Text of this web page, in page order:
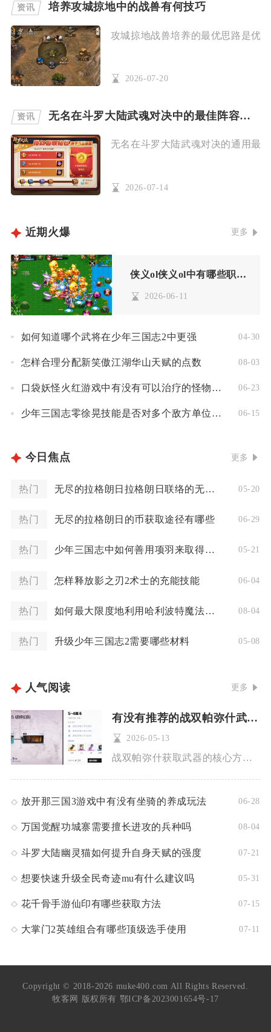
资讯 培养攻城掠地中的战兽有何技巧
攻城掠地战兽培养的最优思路是优
2026-07-20
资讯 无名在斗罗大陆武魂对决中的最佳阵容是什么
无名在斗罗大陆武魂对决的通用最
2026-07-14
近期火爆 更多
侠义ol侠义ol中有哪些职业技能适合单人挑战怪物
2026-06-11
如何知道哪个武将在少年三国志2中更强 04-30
怎样合理分配新笑傲江湖华山天赋的点数 08-03
口袋妖怪火红游戏中有没有可以治疗的怪物技能 06-23
少年三国志零徐晃技能是否对多个敌方单位有效 06-15
今日焦点 更多
热门 无尽的拉格朗日拉格朗日联络的无尽用途是什么 05-20
热门 无尽的拉格朗日的币获取途径有哪些 06-29
热门 少年三国志中如何善用项羽来取得胜利 05-21
热门 怎样释放影之刃2术士的充能技能 06-04
热门 如何最大限度地利用哈利波特魔法觉醒抽转盘的抽奖机会 08-04
热门 升级少年三国志2需要哪些材料 05-08
人气阅读 更多
有没有推荐的战双帕弥什武器获取方法
2026-05-13
战双帕弥什获取武器的核心方式为武器研发池抽取、各类商店兑换、...
放开那三国3游戏中有没有坐骑的养成玩法 06-28
万国觉醒功城寨需要擅长进攻的兵种吗 08-04
斗罗大陆幽灵猫如何提升自身天赋的强度 07-21
想要快速升级全民奇迹mu有什么建议吗 05-31
花千骨手游仙印有哪些获取方法 07-15
大掌门2英雄组合有哪些顶级选手使用 07-11
Copyright © 2018-2026 muke400.com All Rights Reserved.
牧客网 版权所有 鄂ICP备2023001654号-17